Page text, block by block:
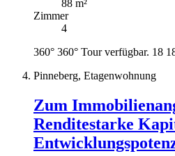
88 m²
Zimmer
4
360° 360° Tour verfügbar. 18
Pinneberg, Etagenwohnung
Zum
Renditestarke